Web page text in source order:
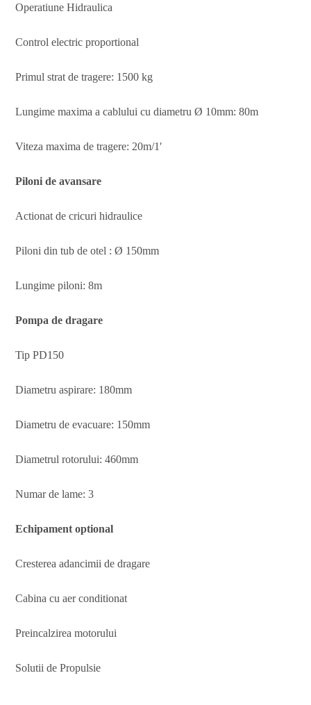
Operatiune Hidraulica
Control electric proportional
Primul strat de tragere: 1500 kg
Lungime maxima a cablului cu diametru Ø 10mm: 80m
Viteza maxima de tragere: 20m/1′
Piloni de avansare
Actionat de cricuri hidraulice
Piloni din tub de otel : Ø 150mm
Lungime piloni: 8m
Pompa de dragare
Tip PD150
Diametru aspirare: 180mm
Diametru de evacuare: 150mm
Diametrul rotorului: 460mm
Numar de lame: 3
Echipament optional
Cresterea adancimii de dragare
Cabina cu aer conditionat
Preincalzirea motorului
Solutii de Propulsie